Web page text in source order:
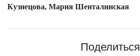
Кузнецова, Мария Шенталинская
Поделиться